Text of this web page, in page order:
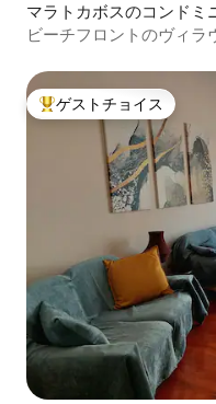
マラトカボスのコンドミ
ビーチフロントのヴィラ
大好評のゲストチョイス
ゲストチョイス